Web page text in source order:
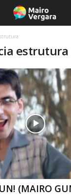
estrutura
(MAIRO